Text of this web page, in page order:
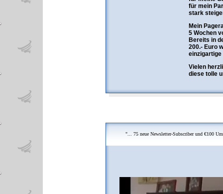
für mein
stark
Mein
5 Wochen
Bereits in
200.- Euro
einzigartige
Vielen
diese tolle
"... 75 neue Newsletter-Subscriber und €100